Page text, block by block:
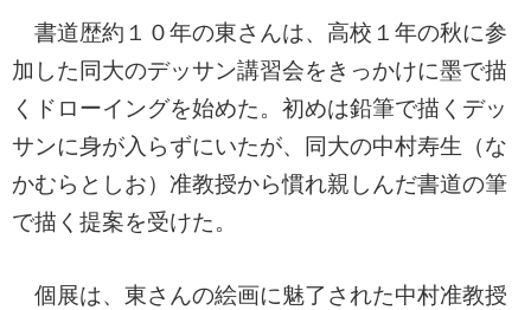
書道歴約１０年の東さんは、高校１年の秋に参
加した同大のデッサン講習会をきっかけに墨で描
くドローイングを始めた。初めは鉛筆で描くデッ
サンに身が入らずにいたが、同大の中村寿生（な
かむらとしお）准教授から慣れ親しんだ書道の筆
で描く提案を受けた。
個展は、東さんの絵画に魅了された中村准教授